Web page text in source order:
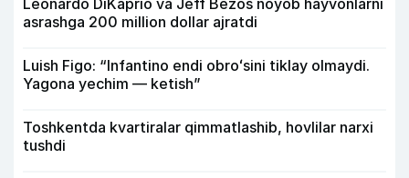
asrashga 200 million dollar ajratdi
Luish Figo: “Infantino endi obroʻsini tiklay olmaydi.
Yagona yechim — ketish”
Toshkentda kvartiralar qimmatlashib, hovlilar narxi
tushdi